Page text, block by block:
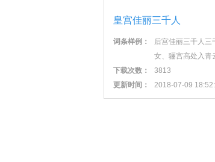
皇宫佳丽三千人
词条样例：
后宫佳丽三千人三
女、骊宫高处入青
下载次数：
3813
更新时间：
2018-07-09